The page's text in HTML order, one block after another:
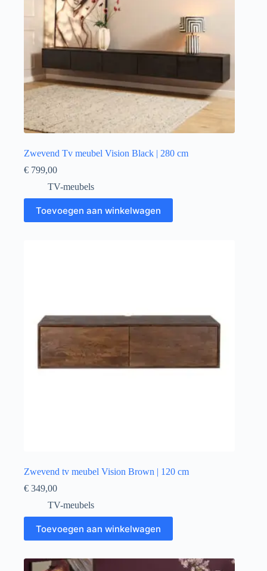
Zwevend Tv meubel Vision Black | 280 cm
€ 799,00
TV-meubels
Toevoegen aan winkelwagen
Zwevend tv meubel Vision Brown | 120 cm
€ 349,00
TV-meubels
Toevoegen aan winkelwagen